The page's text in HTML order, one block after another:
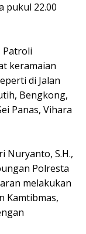
pukul 22.00
Patroli
keramaian
di Jalan
Bengkong,
Panas, Vihara
Nuryanto, S.H.,
Polresta
melakukan
Kamtibmas,